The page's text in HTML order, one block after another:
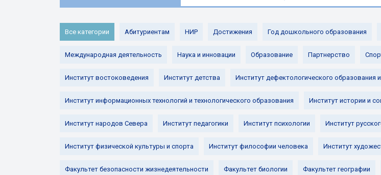
Все категории Абитуриентам НИР Достижения Год дошкольного образования
Международная деятельность Наука и инновации Образование Партнерство
Институт востоковедения Институт детства Институт дефектологического образования
Институт информационных технологий и технологического образования Институт истории и
Институт народов Севера Институт педагогики Институт психологии Институт
Институт физической культуры и спорта Институт философии человека Институт
Факультет безопасности жизнедеятельности Факультет биологии Факультет географии